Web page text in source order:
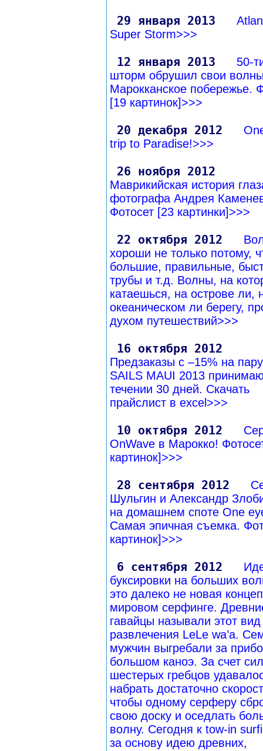
29 января 2013
Super Storm>>>
12 января 2013
50-
шторм обрушил свои
Марокканское побережье.
[19 картинок]>>>
20 декабря 2012
trip to Paradise!>>>
26 ноября 2012
Маврикийская история
фотографа Андрея
Фотосет [23 картинки]>>>
22 октября 2012
хороши не только потому,
большие, правильные,
трубы и т.д. Волны, на
катаешься, на острове ли,
океаническом ли берегу,
духом путешествий>>>
16 октября 2012
Предзаказы с –15% на
SAILS MAUI 2013
течении 30 дней. Скачать
прайслист в excel>>>
10 октября 2012
OnWave в Марокко!
картинок]>>>
28 сентября 2012
Шульгин и Александр
на домашнем споте One
Самая эпичная съемка.
картинок]>>>
6 сентября 2012
буксировки на больших
это далеко не новая
мировом серфинге.
гавайцы называли этот вид
развлечения LeLe wa’a.
мужчин выгребали за
большом каноэ. За счет
шестерых гребцов
набрать достаточно
чтобы одному серферу
свою доску и оседлать
волну. Сегодня к tow-in
за основу идею древних,